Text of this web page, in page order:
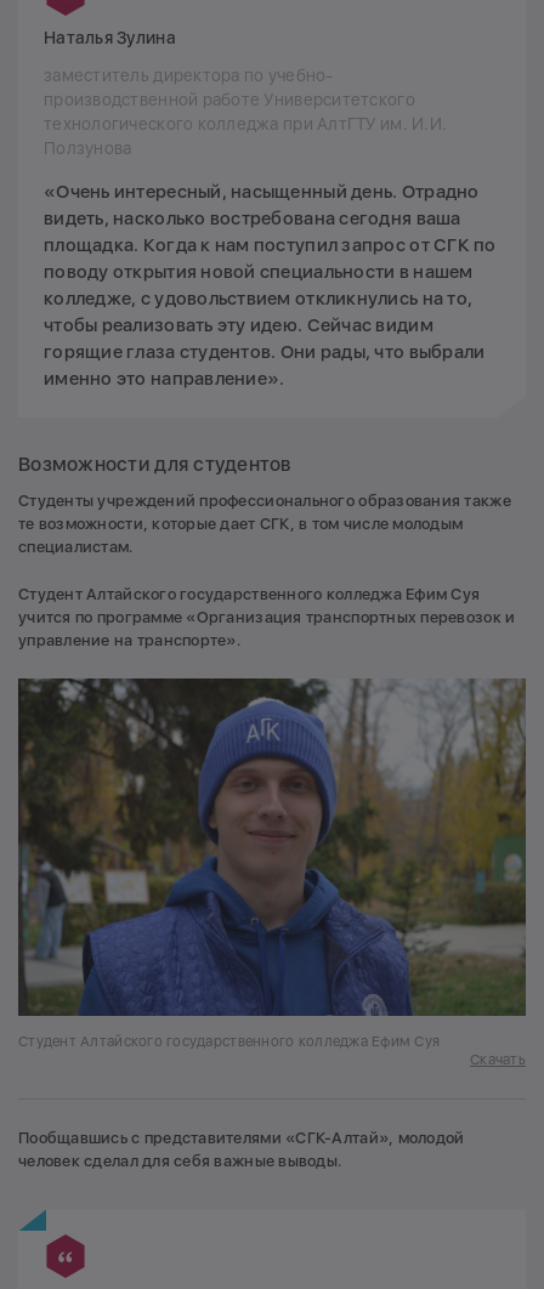
Наталья Зулина
заместитель директора по учебно-
производственной работе Университетского
технологического колледжа при АлтГТУ им. И.И.
Ползунова
«Очень интересный, насыщенный день. Отрадно
видеть, насколько востребована сегодня ваша
площадка. Когда к нам поступил запрос от СГК по
поводу открытия новой специальности в нашем
колледже, с удовольствием откликнулись на то,
чтобы реализовать эту идею. Сейчас видим
горящие глаза студентов. Они рады, что выбрали
именно это направление».
Возможности для студентов
Студенты учреждений профессионального образования также
те возможности, которые дает СГК, в том числе молодым
специалистам.
Студент Алтайского государственного колледжа Ефим Суя
учится по программе «Организация транспортных перевозок и
управление на транспорте».
Студент Алтайского государственного колледжа Ефим Суя
Скачать
Пообщавшись с представителями «СГК-Алтай», молодой
человек сделал для себя важные выводы.